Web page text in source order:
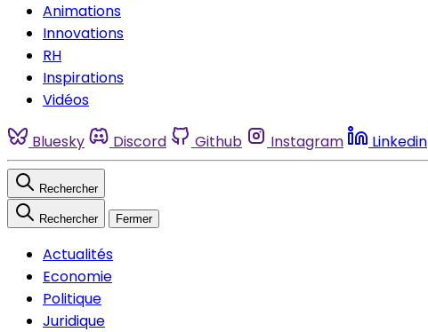
Animations
Innovations
RH
Inspirations
Vidéos
Bluesky Discord Github Instagram Linkedin
Rechercher
Rechercher Fermer
Actualités
Economie
Politique
Juridique